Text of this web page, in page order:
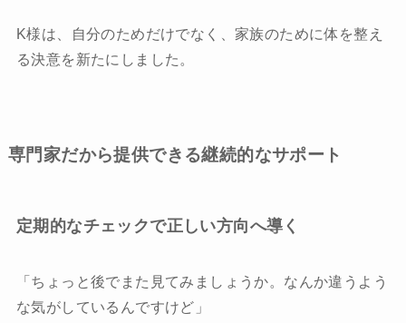
K様は、自分のためだけでなく、家族のために体を整え
る決意を新たにしました。
専門家だから提供できる継続的なサポート
定期的なチェックで正しい方向へ導く
「ちょっと後でまた見てみましょうか。なんか違うよう
な気がしているんですけど」